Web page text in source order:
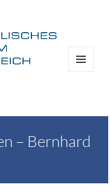
– Bernhard